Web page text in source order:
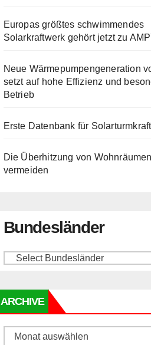
Europas größtes schwimmendes
Solarkraftwerk gehört jetzt zu
Neue Wärmepumpengeneration
setzt auf hohe Effizienz und
Betrieb
Erste Datenbank für
Die Überhitzung von Wohnräumen
vermeiden
Bundesländer
ARCHIVE
Archive